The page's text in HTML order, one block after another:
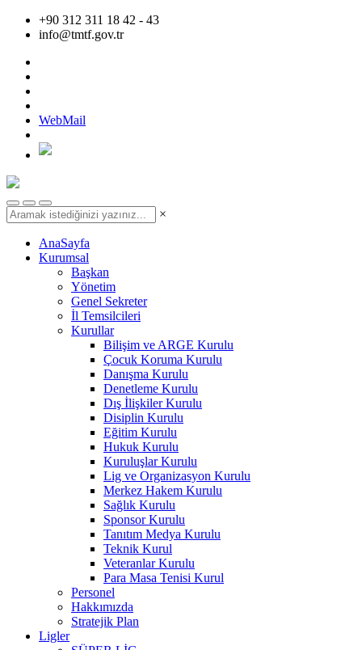
+90 312 311 18 42 - 43
info@tmtf.gov.tr
WebMail
×
AnaSayfa
Kurumsal
Başkan
Yönetim
Genel Sekreter
İl Temsilcileri
Kurullar
Bilişim ve ARGE Kurulu
Çocuk Koruma Kurulu
Danışma Kurulu
Denetleme Kurulu
Dış İlişkiler Kurulu
Disiplin Kurulu
Eğitim Kurulu
Hukuk Kurulu
Kuruluşlar Kurulu
Lig ve Organizasyon Kurulu
Merkez Hakem Kurulu
Sağlık Kurulu
Sponsor Kurulu
Tanıtım Medya Kurulu
Teknik Kurul
Veteranlar Kurulu
Para Masa Tenisi Kurul
Personel
Hakkımızda
Stratejik Plan
Ligler